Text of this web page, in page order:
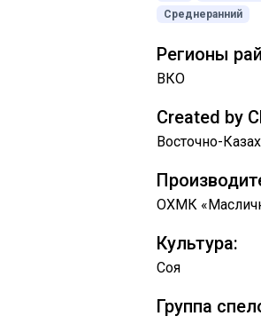
Среднеранний
Регионы
ВКО
Created by
Восточно-
ОХМК
Культура:
Соя
Группа